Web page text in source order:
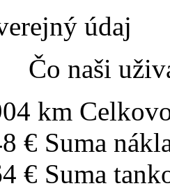
údaj
Čo naši
km
€ Suma
€ Suma